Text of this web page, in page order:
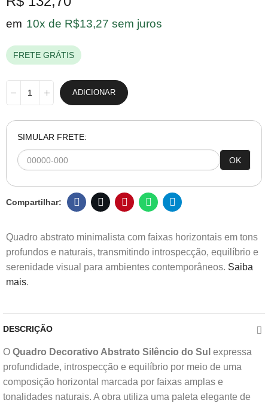
em 10x de R$13,27 sem juros
FRETE GRÁTIS
ADICIONAR
SIMULAR FRETE:
OK
Quadro abstrato minimalista com faixas horizontais em tons
profundos e naturais, transmitindo introspecção, equilíbrio e
serenidade visual para ambientes contemporâneos. Saiba
mais.
DESCRIÇÃO
O Quadro Decorativo Abstrato Silêncio do Sul expressa
profundidade, introspecção e equilíbrio por meio de uma
composição horizontal marcada por faixas amplas e
tonalidades naturais. A obra utiliza uma paleta elegante de